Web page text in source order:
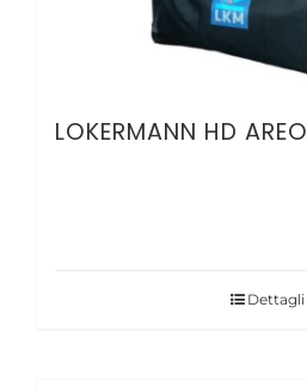
LOKERMANN HD AREO
Dettagli